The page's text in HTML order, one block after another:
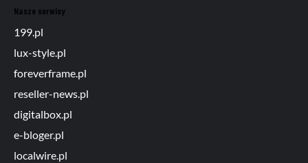
Nasze serwisy
199.pl
lux-style.pl
foreverframe.pl
reseller-news.pl
digitalbox.pl
e-bloger.pl
localwire.pl